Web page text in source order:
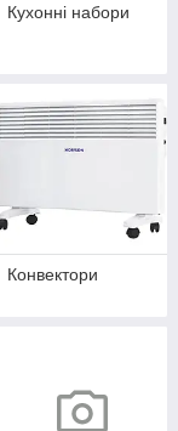
Кухонні набори
Конвектори